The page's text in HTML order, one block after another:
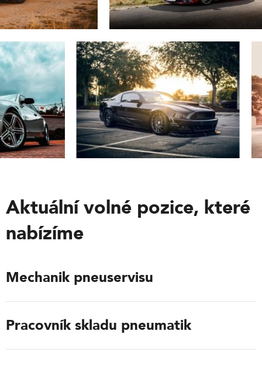
Aktuální volné pozice, které
nabízíme
Mechanik pneuservisu
Pracovník skladu pneumatik